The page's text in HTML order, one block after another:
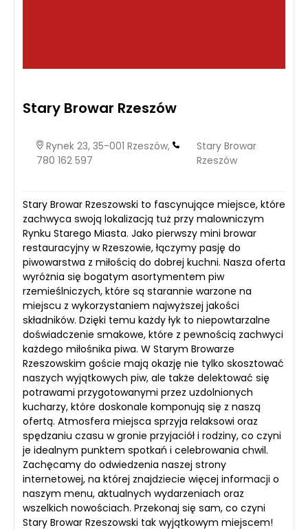
Stary Browar Rzeszów
Rynek 23, 35-001 Rzeszów,
780 162 597
Stary Browar
Rzeszów
Stary Browar Rzeszowski to fascynujące miejsce, które
zachwyca swoją lokalizacją tuż przy malowniczym
Rynku Starego Miasta. Jako pierwszy mini browar
restauracyjny w Rzeszowie, łączymy pasję do
piwowarstwa z miłością do dobrej kuchni. Nasza oferta
wyróżnia się bogatym asortymentem piw
rzemieślniczych, które są starannie warzone na
miejscu z wykorzystaniem najwyższej jakości
składników. Dzięki temu każdy łyk to niepowtarzalne
doświadczenie smakowe, które z pewnością zachwyci
każdego miłośnika piwa. W Starym Browarze
Rzeszowskim goście mają okazję nie tylko skosztować
naszych wyjątkowych piw, ale także delektować się
potrawami przygotowanymi przez uzdolnionych
kucharzy, które doskonale komponują się z naszą
ofertą. Atmosfera miejsca sprzyja relaksowi oraz
spędzaniu czasu w gronie przyjaciół i rodziny, co czyni
je idealnym punktem spotkań i celebrowania chwil.
Zachęcamy do odwiedzenia naszej strony
internetowej, na której znajdziecie więcej informacji o
naszym menu, aktualnych wydarzeniach oraz
wszelkich nowościach. Przekonaj się sam, co czyni
Stary Browar Rzeszowski tak wyjątkowym miejscem!